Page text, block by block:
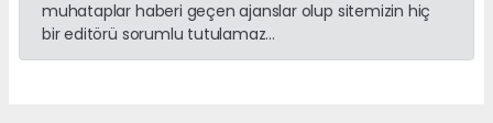
muhataplar haberi geçen ajanslar olup sitemizin hiç
bir editörü sorumlu tutulamaz...